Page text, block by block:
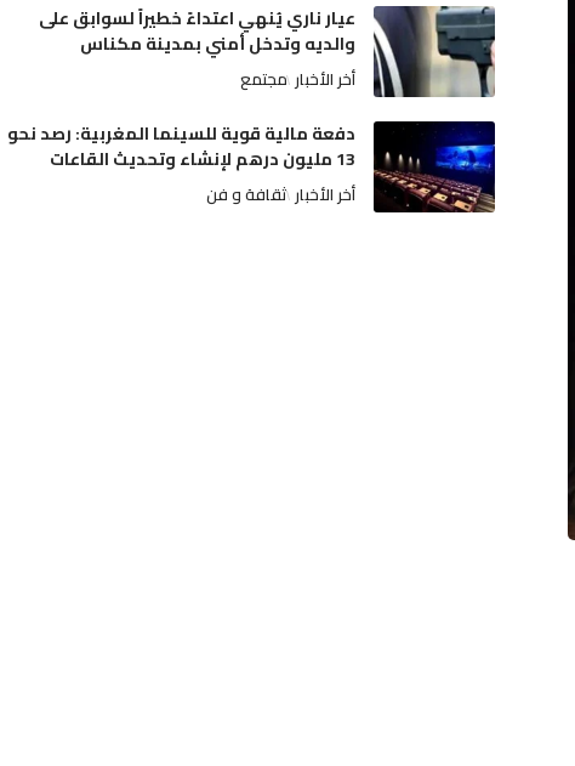
عيار ناري يُنهي اعتداءً خطيراً لسوابق على
والديه وتدخل أمني بمدينة مكناس
أخر الأخبار مجتمع
دفعة مالية قوية للسينما المغربية: رصد نحو
13 مليون درهم لإنشاء وتحديث القاعات
أخر الأخبار ثقافة و فن